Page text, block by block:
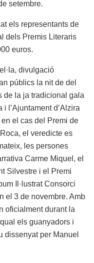
setembre.
els representants de
dels Premis Literaris
euros.
divulgació
públics la nit de del
de la ja tradicional gala
l’Ajuntament d’Alzira
el cas del Premi de
el veredicte es
les persones
Carme Miquel, el
Silvestre i el Premi
Il·lustrat Consorci
el 3 de novembre. Amb
oficialment durant la
els guanyadors i
dissenyat per Manuel